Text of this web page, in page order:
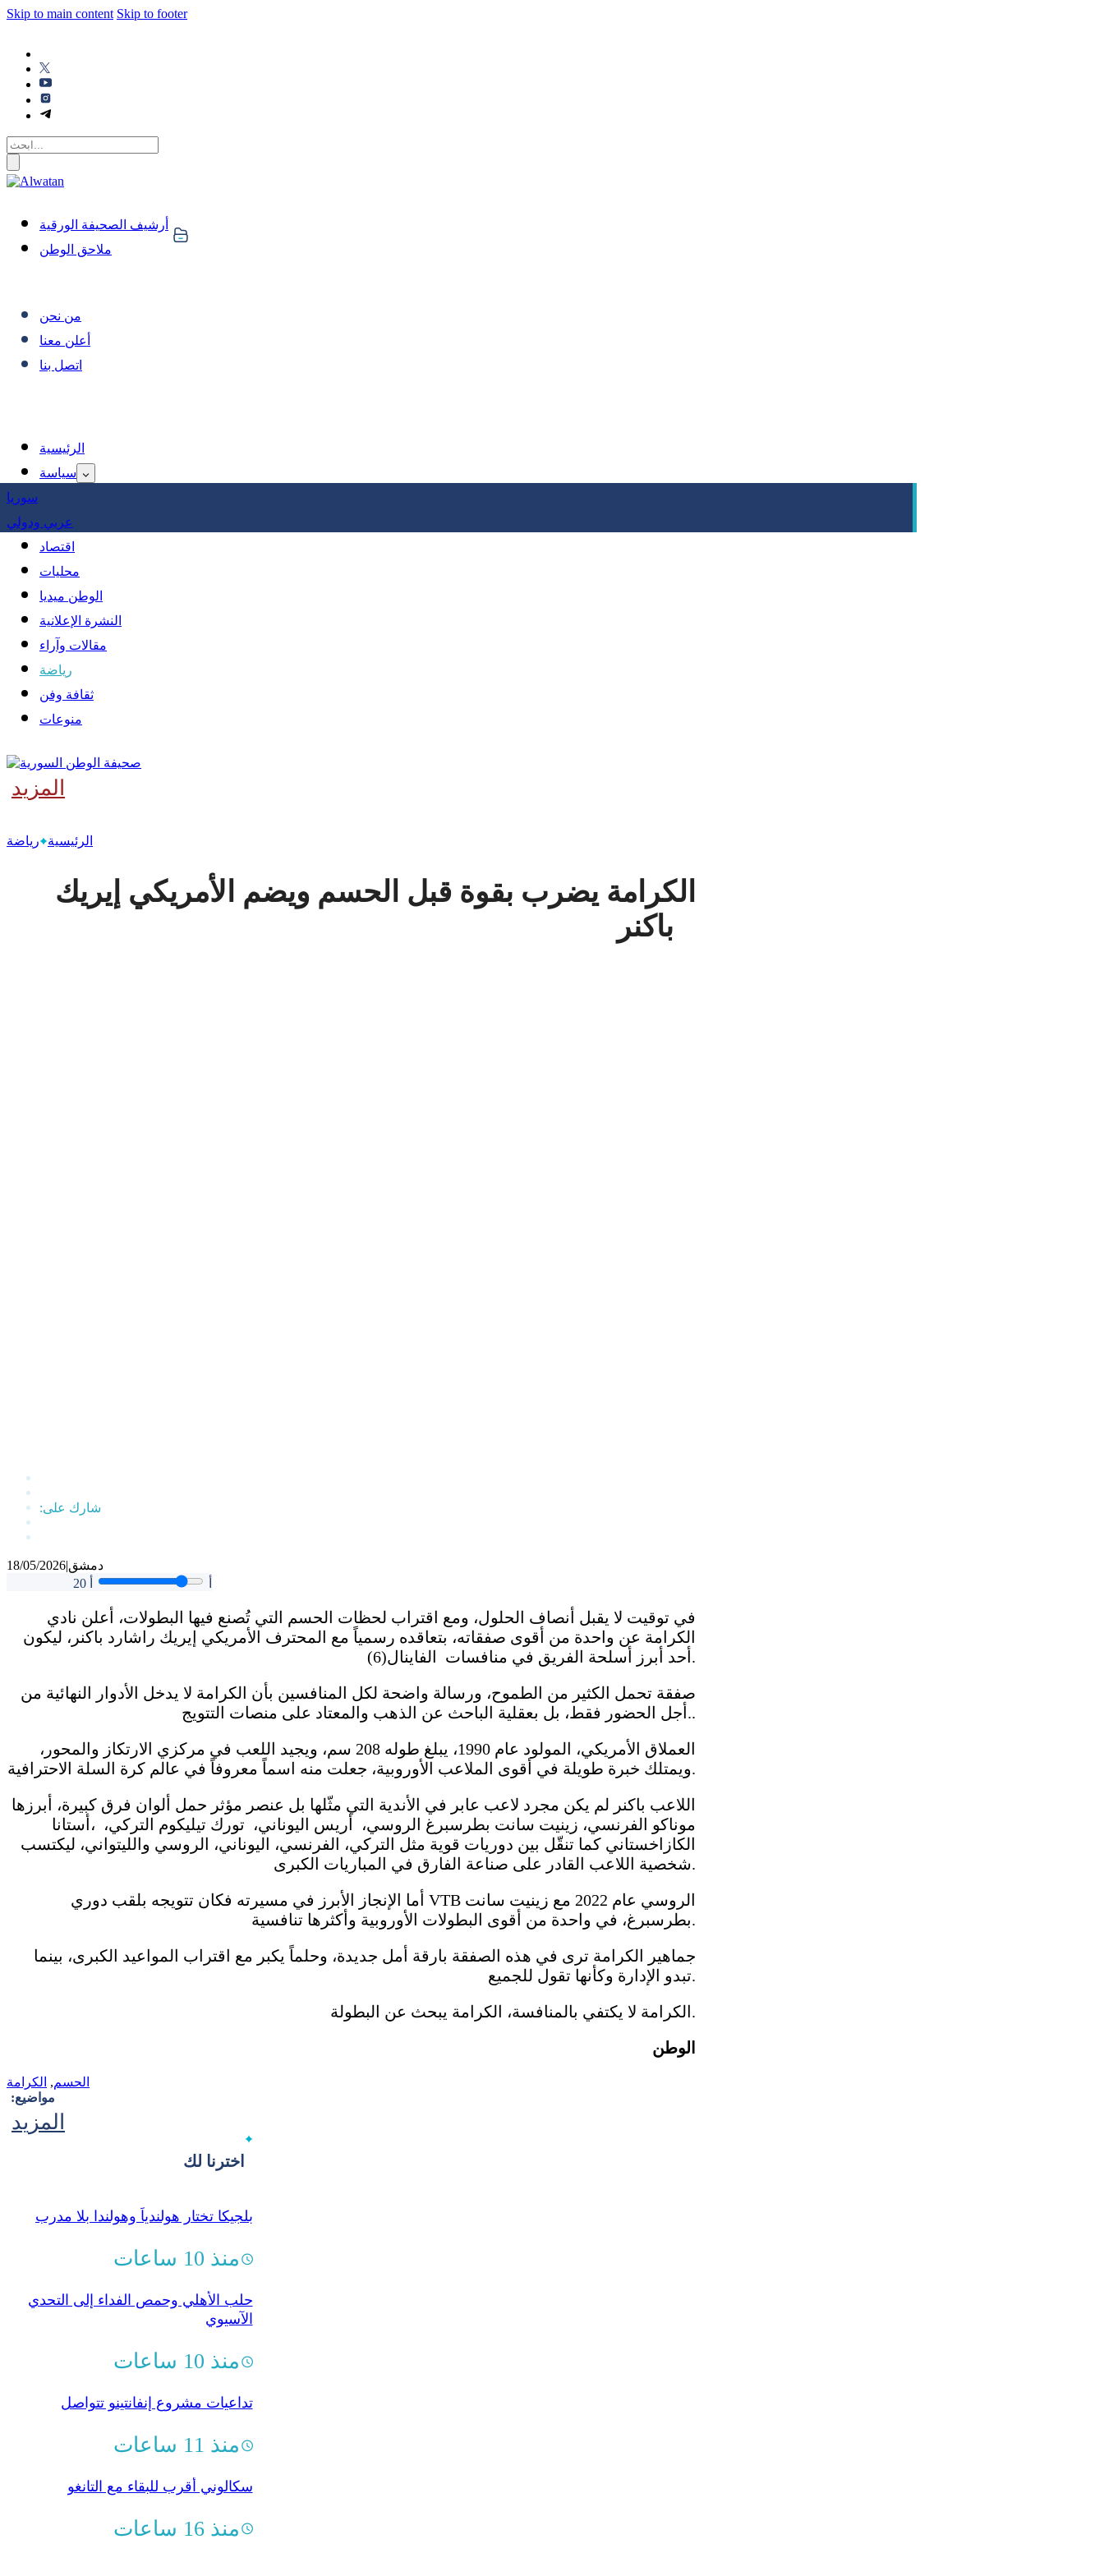
Skip to main content Skip to footer
أرشيف الصحيفة الورقية
ملاحق الوطن
من نحن
أعلن معنا
اتصل بنا
الرئيسية
سياسة
سوريا
عربي ودولي
اقتصاد
محليات
الوطن ميديا
النشرة الإعلانية
مقالات وآراء
رياضة
ثقافة وفن
منوعات
المزيد
الأخبار:‬
الرئيسية رياضة
الكرامة يضرب بقوة قبل الحسم ويضم الأمريكي إيريك
18/05/2026|دمشق
20
في توقيت لا يقبل أنصاف الحلول، ومع اقتراب لحظات الحسم التي تُصنع فيها البطولات، أعلن نادي
الكرامة عن واحدة من أقوى صفقاته، بتعاقده رسمياً مع المحترف الأمريكي إيريك راشارد باكنر، ليكون
أحد أبرز أسلحة الفريق في منافسات الفاينال(6).
صفقة تحمل الكثير من الطموح، ورسالة واضحة لكل المنافسين بأن الكرامة لا يدخل الأدوار النهائية من
أجل الحضور فقط، بل بعقلية الباحث عن الذهب والمعتاد على منصات التتويج..
العملاق الأمريكي، المولود عام 1990، يبلغ طوله 208 سم، ويجيد اللعب في مركزي الارتكاز والمحور،
ويمتلك خبرة طويلة في أقوى الملاعب الأوروبية، جعلت منه اسماً معروفاً في عالم كرة السلة الاحترافية.
اللاعب باكنر لم يكن مجرد لاعب عابر في الأندية التي مثّلها بل عنصر مؤثر حمل ألوان فرق كبيرة، أبرزها
موناكو الفرنسي، زينيت سانت بطرسبرغ الروسي، أريس اليوناني، تورك تيليكوم التركي، ،أستانا
الكازاخستاني كما تنقّل بين دوريات قوية مثل التركي، الفرنسي، اليوناني، الروسي والليتواني، ليكتسب
شخصية اللاعب القادر على صناعة الفارق في المباريات الكبرى.
أما الإنجاز الأبرز في مسيرته فكان تتويجه بلقب دوري VTB الروسي عام 2022 مع زينيت سانت
بطرسبرغ، في واحدة من أقوى البطولات الأوروبية وأكثرها تنافسية.
جماهير الكرامة ترى في هذه الصفقة بارقة أمل جديدة، وحلماً يكبر مع اقتراب المواعيد الكبرى، بينما
تبدو الإدارة وكأنها تقول للجميع.
الكرامة لا يكتفي بالمنافسة، الكرامة يبحث عن البطولة.
الوطن
الحسم, الكرامة
مواضيع:
المزيد
اخترنا لك
بلجيكا تختار هولندياً وهولندا بلا مدرب
منذ 10 ساعات
حلب الأهلي وحمص الفداء إلى التحدي
الآسيوي
منذ 10 ساعات
تداعيات مشروع إنفانتينو تتواصل
منذ 11 ساعات
سكالوني أقرب للبقاء مع التانغو
منذ 16 ساعات